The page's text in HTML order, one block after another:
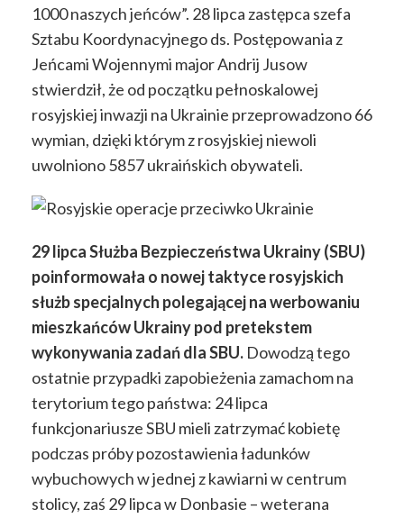
1000 naszych jeńców”. 28 lipca zastępca szefa
Sztabu Koordynacyjnego ds. Postępowania z
Jeńcami Wojennymi major Andrij Jusow
stwierdził, że od początku pełnoskalowej
rosyjskiej inwazji na Ukrainie przeprowadzono 66
wymian, dzięki którym z rosyjskiej niewoli
uwolniono 5857 ukraińskich obywateli.
29 lipca Służba Bezpieczeństwa Ukrainy (SBU)
poinformowała o nowej taktyce rosyjskich
służb specjalnych polegającej na werbowaniu
mieszkańców Ukrainy pod pretekstem
wykonywania zadań dla SBU. Dowodzą tego
ostatnie przypadki zapobieżenia zamachom na
terytorium tego państwa: 24 lipca
funkcjonariusze SBU mieli zatrzymać kobietę
podczas próby pozostawienia ładunków
wybuchowych w jednej z kawiarni w centrum
stolicy, zaś 29 lipca w Donbasie – weterana